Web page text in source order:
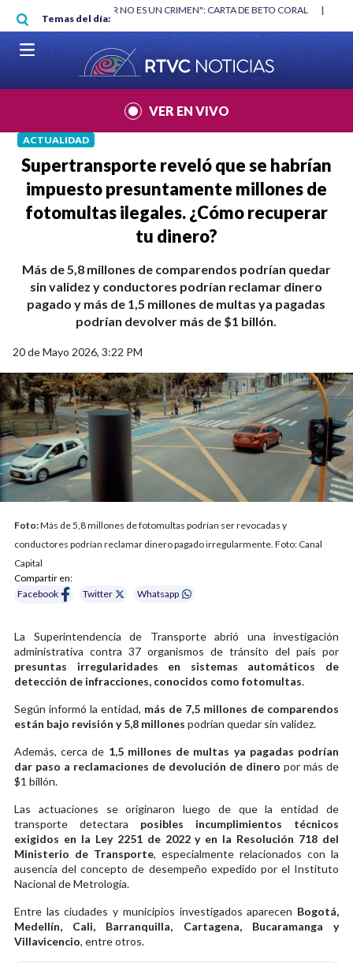
Pasar al contenido principal
Temas del día:
"HABLAR NO ES UN CRIMEN": CARTA DE BETO CORAL | ABELARDO
VER EN VIVO
ACTUALIDAD
Supertransporte reveló que se habrían
impuesto presuntamente millones de
fotomultas ilegales. ¿Cómo recuperar
tu dinero?
Más de 5,8 millones de comparendos podrían quedar
sin validez y conductores podrían reclamar dinero
pagado y más de 1,5 millones de multas ya pagadas
podrían devolver más de $1 billón.
20 de Mayo 2026, 3:22 PM
Foto:Más de 5,8 millones de fotomultas podrían ser revocadas y
conductores podrían reclamar dinero pagado irregularmente. Foto: Canal
Capital
Compartir en:
Facebook
Twitter Whatsapp
La Superintendencia de Transporte abrió una investigación
administrativa contra 37 organismos de tránsito del país por
presuntas irregularidades en sistemas automáticos de
detección de infracciones, conocidos como fotomultas.
Según informó la entidad, más de 7,5 millones de comparendos
están bajo revisión y 5,8 millones podrían quedar sin validez.
Además, cerca de 1,5 millones de multas ya pagadas podrían
dar paso a reclamaciones de devolución de dinero por más de
$1 billón.
Las actuaciones se originaron luego de que la entidad de
transporte detectara posibles incumplimientos técnicos
exigidos en la Ley 2251 de 2022 y en la Resolución 718 del
Ministerio de Transporte, especialmente relacionados con la
ausencia del concepto de desempeño expedido por el Instituto
Nacional de Metrología.
Entre las ciudades y municipios investigados aparecen Bogotá,
Medellín, Cali, Barranquilla, Cartagena, Bucaramanga y
Villavicencio, entre otros.